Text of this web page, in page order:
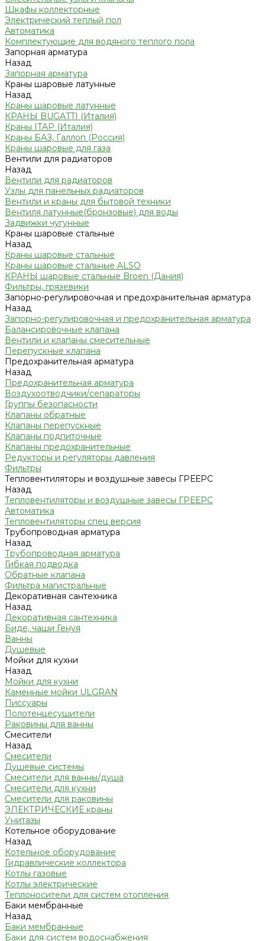
Шкафы коллекторные
Электрический теплый пол
Автоматика
Комплектующие для водяного теплого пола
Запорная арматура
Назад
Запорная арматура
Краны шаровые латунные
Назад
Краны шаровые латунные
КРАНЫ BUGATTI (Италия)
Краны ITAP (Италия)
Краны БАЗ, Галлоп (Россия)
Краны шаровые для газа
Вентили для радиаторов
Назад
Вентили для радиаторов
Узлы для панельных радиаторов
Вентили и краны для бытовой техники
Вентиля латунные(бронзовые) для воды
Задвижки чугунные
Краны шаровые стальные
Назад
Краны шаровые стальные
Краны шаровые стальные ALSO
КРАНЫ шаровые стальные Broen (Дания)
Фильтры, грязевики
Запорно-регулировочная и предохранительная арматура
Назад
Запорно-регулировочная и предохранительная арматура
Балансировочные клапана
Вентили и клапаны смесительные
Перепускные клапана
Предохранительная арматура
Назад
Предохранительная арматура
Воздухоотводчики/сепараторы
Группы безопасности
Клапаны обратные
Клапаны перепускные
Клапаны подпиточные
Клапаны предохранительные
Редукторы и регуляторы давления
Фильтры
Тепловентиляторы и воздушные завесы ГРЕЕРС
Назад
Тепловентиляторы и воздушные завесы ГРЕЕРС
Автоматика
Тепловентиляторы спец версия
Трубопроводная арматура
Назад
Трубопроводная арматура
Гибкая подводка
Обратные клапана
Фильтра магистральные
Декоративная сантехника
Назад
Декоративная сантехника
Биде, чаши Генуя
Ванны
Душевые
Мойки для кухни
Назад
Мойки для кухни
Каменные мойки ULGRAN
Писсуары
Полотенцесушители
Раковины для ванны
Смесители
Назад
Смесители
Душевые системы
Смесители для ванны/душа
Смесители для кухни
Смесители для раковины
ЭЛЕКТРИЧЕСКИЕ краны
Унитазы
Котельное оборудование
Назад
Котельное оборудование
Гидравлические коллектора
Котлы газовые
Котлы электрические
Теплоносители для систем отопления
Баки мембранные
Назад
Баки мембранные
Баки для систем водоснабжения